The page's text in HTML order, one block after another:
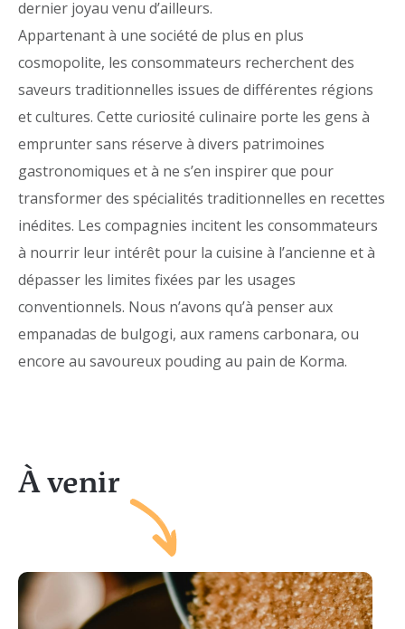
dernier joyau venu d’ailleurs.
Appartenant à une société de plus en plus
cosmopolite, les consommateurs recherchent des
saveurs traditionnelles issues de différentes régions
et cultures. Cette curiosité culinaire porte les gens à
emprunter sans réserve à divers patrimoines
gastronomiques et à ne s’en inspirer que pour
transformer des spécialités traditionnelles en recettes
inédites. Les compagnies incitent les consommateurs
à nourrir leur intérêt pour la cuisine à l’ancienne et à
dépasser les limites fixées par les usages
conventionnels. Nous n’avons qu’à penser aux
empanadas de bulgogi, aux ramens carbonara, ou
encore au savoureux pouding au pain de Korma.
À venir